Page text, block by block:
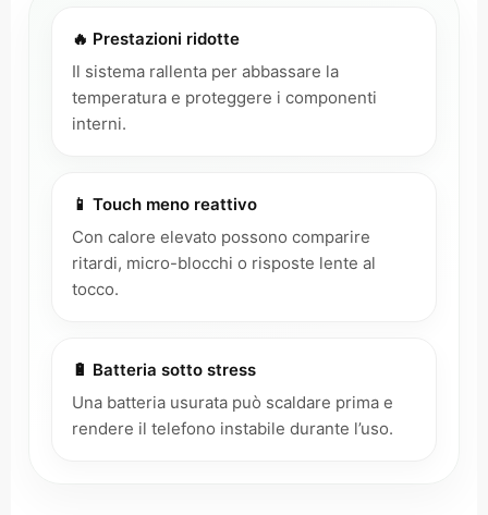
🔥 Prestazioni ridotte
Il sistema rallenta per abbassare la
temperatura e proteggere i componenti
interni.
📱 Touch meno reattivo
Con calore elevato possono comparire
ritardi, micro-blocchi o risposte lente al
tocco.
🔋 Batteria sotto stress
Una batteria usurata può scaldare prima e
rendere il telefono instabile durante l’uso.